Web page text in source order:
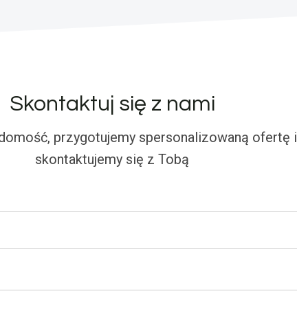
Skontaktuj się z nami
przygotujemy spersonalizowaną ofertę i
skontaktujemy się z Tobą